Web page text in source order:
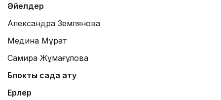
Әйелдер
Александра Землянова
Медина Мұрат
Самира Жұмағұлова
Блоктық садақ ату
Ерлер